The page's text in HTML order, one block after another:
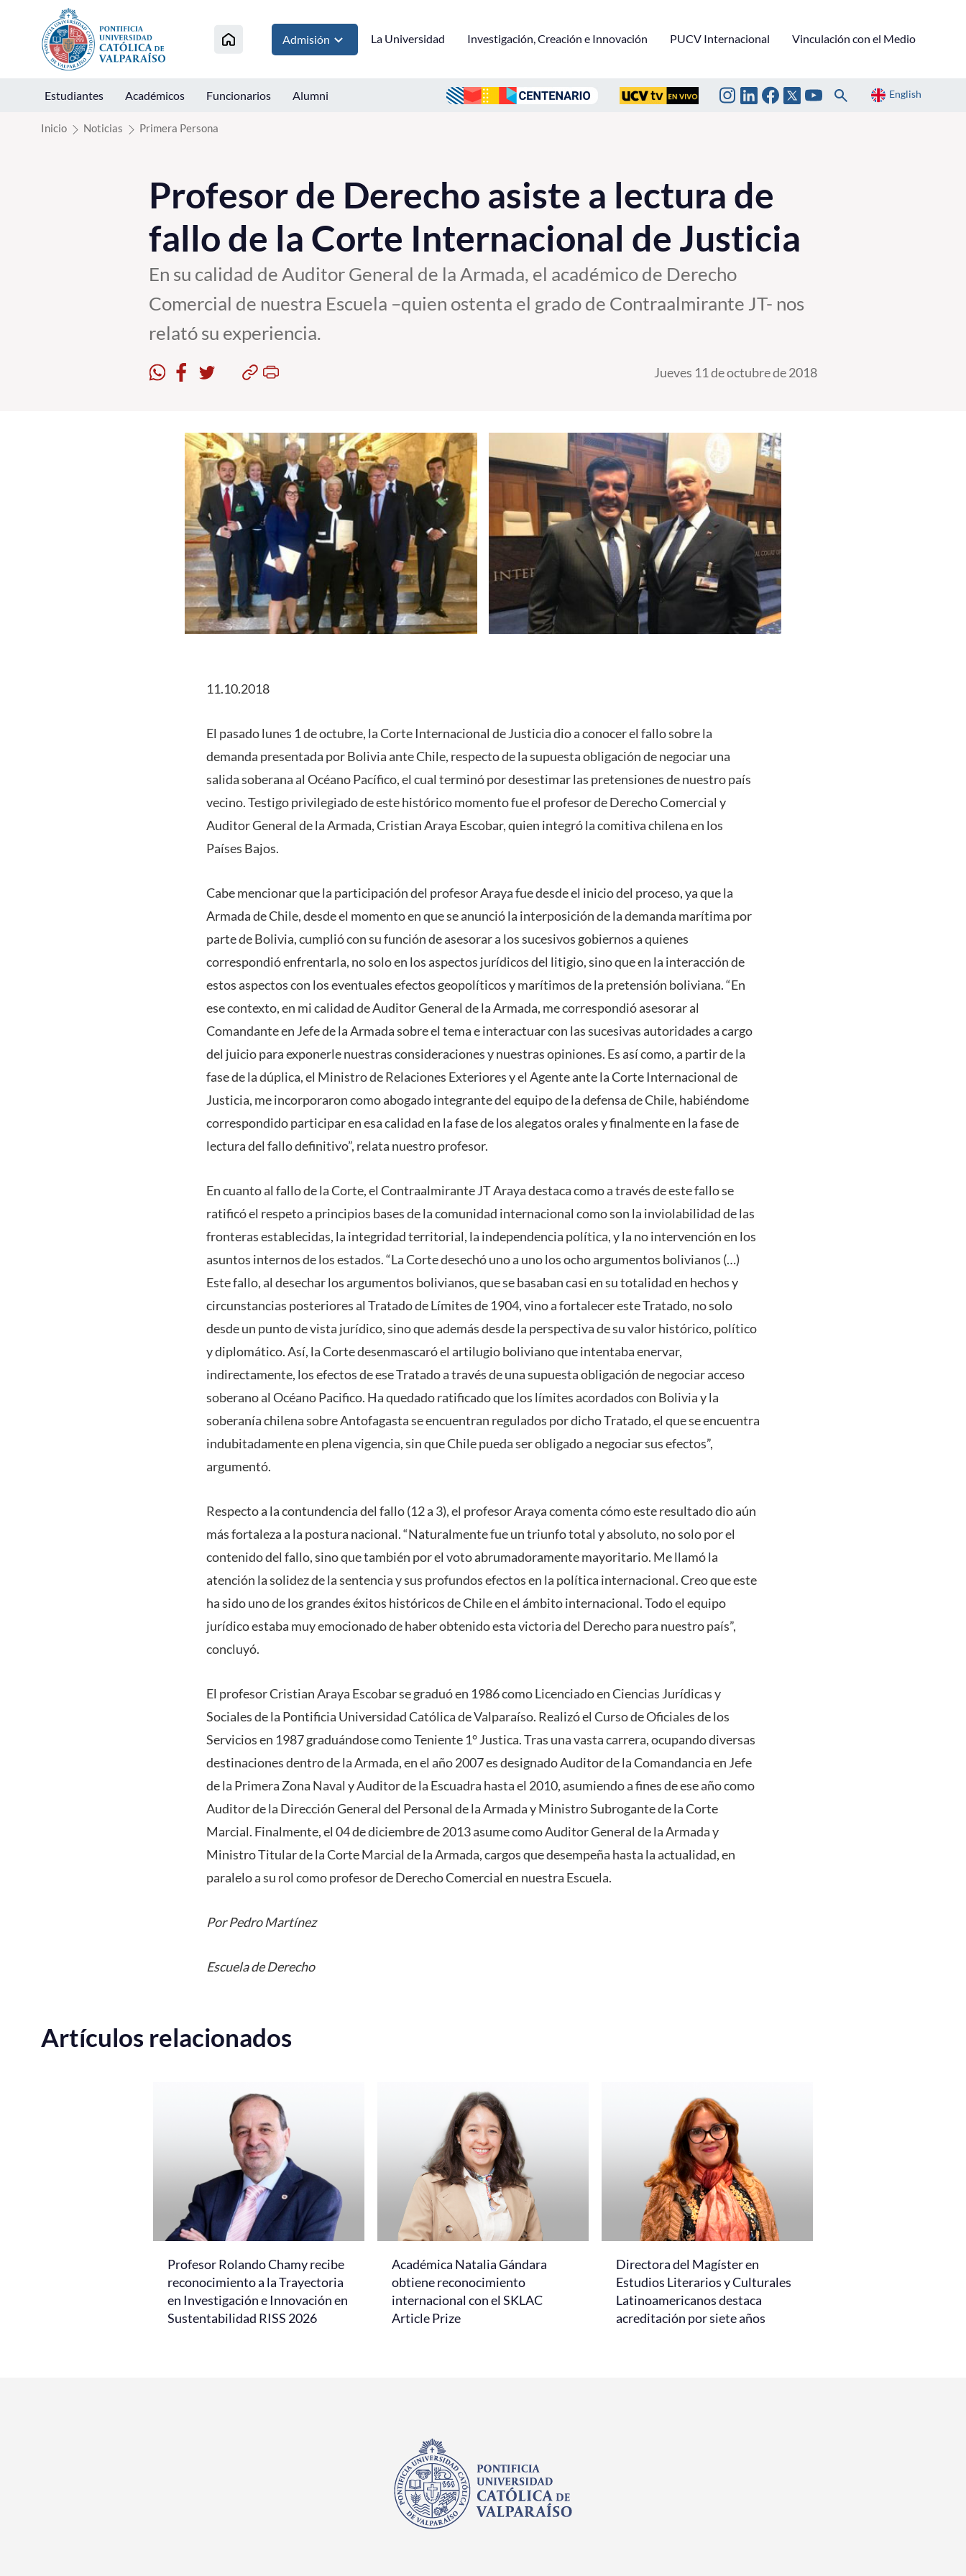
Click acá para ir directamente al contenido
Admisión La Universidad Investigación, Creación e Innovación PUCV Internacional Vinculación con el Medio
Estudiantes Académicos Funcionarios Alumni English
Inicio Noticias Primera Persona
Profesor de Derecho asiste a lectura de
fallo de la Corte Internacional de Justicia
En su calidad de Auditor General de la Armada, el académico de Derecho
Comercial de nuestra Escuela –quien ostenta el grado de Contraalmirante JT- nos
relató su experiencia.
Jueves 11 de octubre de 2018
11.10.2018
El pasado lunes 1 de octubre, la Corte Internacional de Justicia dio a conocer el fallo sobre la
demanda presentada por Bolivia ante Chile, respecto de la supuesta obligación de negociar una
salida soberana al Océano Pacífico, el cual terminó por desestimar las pretensiones de nuestro país
vecino. Testigo privilegiado de este histórico momento fue el profesor de Derecho Comercial y
Auditor General de la Armada, Cristian Araya Escobar, quien integró la comitiva chilena en los
Países Bajos.
Cabe mencionar que la participación del profesor Araya fue desde el inicio del proceso, ya que la
Armada de Chile, desde el momento en que se anunció la interposición de la demanda marítima por
parte de Bolivia, cumplió con su función de asesorar a los sucesivos gobiernos a quienes
correspondió enfrentarla, no solo en los aspectos jurídicos del litigio, sino que en la interacción de
estos aspectos con los eventuales efectos geopolíticos y marítimos de la pretensión boliviana. “En
ese contexto, en mi calidad de Auditor General de la Armada, me correspondió asesorar al
Comandante en Jefe de la Armada sobre el tema e interactuar con las sucesivas autoridades a cargo
del juicio para exponerle nuestras consideraciones y nuestras opiniones. Es así como, a partir de la
fase de la dúplica, el Ministro de Relaciones Exteriores y el Agente ante la Corte Internacional de
Justicia, me incorporaron como abogado integrante del equipo de la defensa de Chile, habiéndome
correspondido participar en esa calidad en la fase de los alegatos orales y finalmente en la fase de
lectura del fallo definitivo”, relata nuestro profesor.
En cuanto al fallo de la Corte, el Contraalmirante JT Araya destaca como a través de este fallo se
ratificó el respeto a principios bases de la comunidad internacional como son la inviolabilidad de las
fronteras establecidas, la integridad territorial, la independencia política, y la no intervención en los
asuntos internos de los estados. “La Corte desechó uno a uno los ocho argumentos bolivianos (…)
Este fallo, al desechar los argumentos bolivianos, que se basaban casi en su totalidad en hechos y
circunstancias posteriores al Tratado de Límites de 1904, vino a fortalecer este Tratado, no solo
desde un punto de vista jurídico, sino que además desde la perspectiva de su valor histórico, político
y diplomático. Así, la Corte desenmascaró el artilugio boliviano que intentaba enervar,
indirectamente, los efectos de ese Tratado a través de una supuesta obligación de negociar acceso
soberano al Océano Pacifico. Ha quedado ratificado que los límites acordados con Bolivia y la
soberanía chilena sobre Antofagasta se encuentran regulados por dicho Tratado, el que se encuentra
indubitadamente en plena vigencia, sin que Chile pueda ser obligado a negociar sus efectos”,
argumentó.
Respecto a la contundencia del fallo (12 a 3), el profesor Araya comenta cómo este resultado dio aún
más fortaleza a la postura nacional. “Naturalmente fue un triunfo total y absoluto, no solo por el
contenido del fallo, sino que también por el voto abrumadoramente mayoritario. Me llamó la
atención la solidez de la sentencia y sus profundos efectos en la política internacional. Creo que este
ha sido uno de los grandes éxitos históricos de Chile en el ámbito internacional. Todo el equipo
jurídico estaba muy emocionado de haber obtenido esta victoria del Derecho para nuestro país”,
concluyó.
El profesor Cristian Araya Escobar se graduó en 1986 como Licenciado en Ciencias Jurídicas y
Sociales de la Pontificia Universidad Católica de Valparaíso. Realizó el Curso de Oficiales de los
Servicios en 1987 graduándose como Teniente 1° Justica. Tras una vasta carrera, ocupando diversas
destinaciones dentro de la Armada, en el año 2007 es designado Auditor de la Comandancia en Jefe
de la Primera Zona Naval y Auditor de la Escuadra hasta el 2010, asumiendo a fines de ese año como
Auditor de la Dirección General del Personal de la Armada y Ministro Subrogante de la Corte
Marcial. Finalmente, el 04 de diciembre de 2013 asume como Auditor General de la Armada y
Ministro Titular de la Corte Marcial de la Armada, cargos que desempeña hasta la actualidad, en
paralelo a su rol como profesor de Derecho Comercial en nuestra Escuela.
Por Pedro Martínez
Escuela de Derecho
Artículos relacionados
Profesor Rolando Chamy recibe
reconocimiento a la Trayectoria
en Investigación e Innovación en
Sustentabilidad RISS 2026
Académica Natalia Gándara
obtiene reconocimiento
internacional con el SKLAC
Article Prize
Directora del Magíster en
Estudios Literarios y Culturales
Latinoamericanos destaca
acreditación por siete años